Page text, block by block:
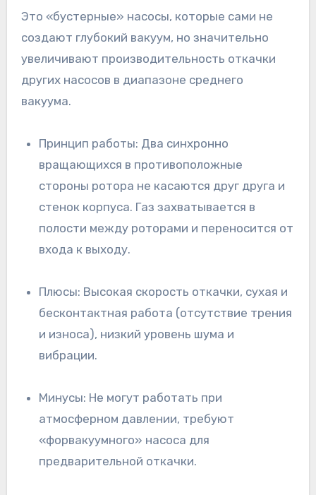
Это «бустерные» насосы, которые сами не
создают глубокий вакуум, но значительно
увеличивают производительность откачки
других насосов в диапазоне среднего
вакуума.
Принцип работы: Два синхронно
вращающихся в противоположные
стороны ротора не касаются друг друга и
стенок корпуса. Газ захватывается в
полости между роторами и переносится от
входа к выходу.
Плюсы: Высокая скорость откачки, сухая и
бесконтактная работа (отсутствие трения
и износа), низкий уровень шума и
вибрации.
Минусы: Не могут работать при
атмосферном давлении, требуют
«форвакуумного» насоса для
предварительной откачки.